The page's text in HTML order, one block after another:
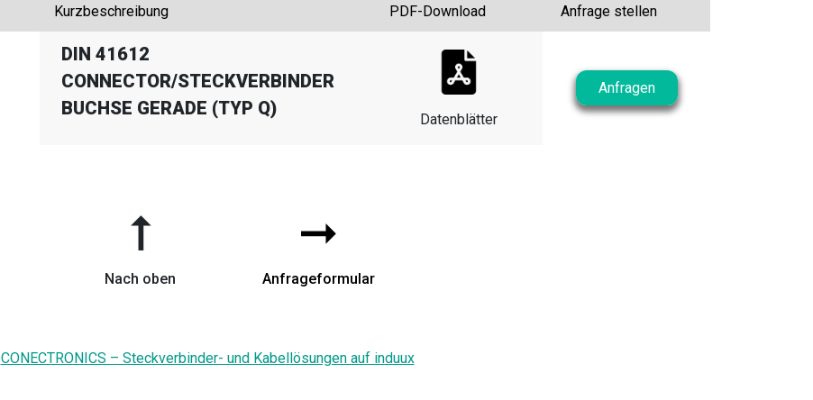
Kurzbeschreibung PDF-Download Anfrage stellen
DIN 41612
CONNECTOR/STECKVERBINDER
BUCHSE GERADE (TYP Q)
Datenblätter
Anfragen
➞
Nach oben
➞
Anfrageformular
CONECTRONICS – Steckverbinder- und Kabellösungen auf induux